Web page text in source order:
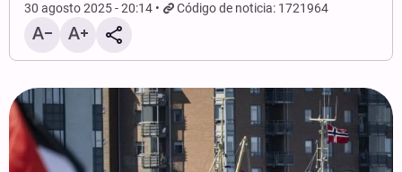
30 agosto 2025 - 20:14 Código de noticia: 1721964